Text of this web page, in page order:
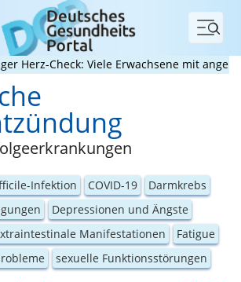
Menü
Check: Viele Erwachsene mit
Infektion COVID-19
Darmkrebs
Depressionen und Ängste
Manifestationen
Fatigue
sexuelle Funktionsstörungen